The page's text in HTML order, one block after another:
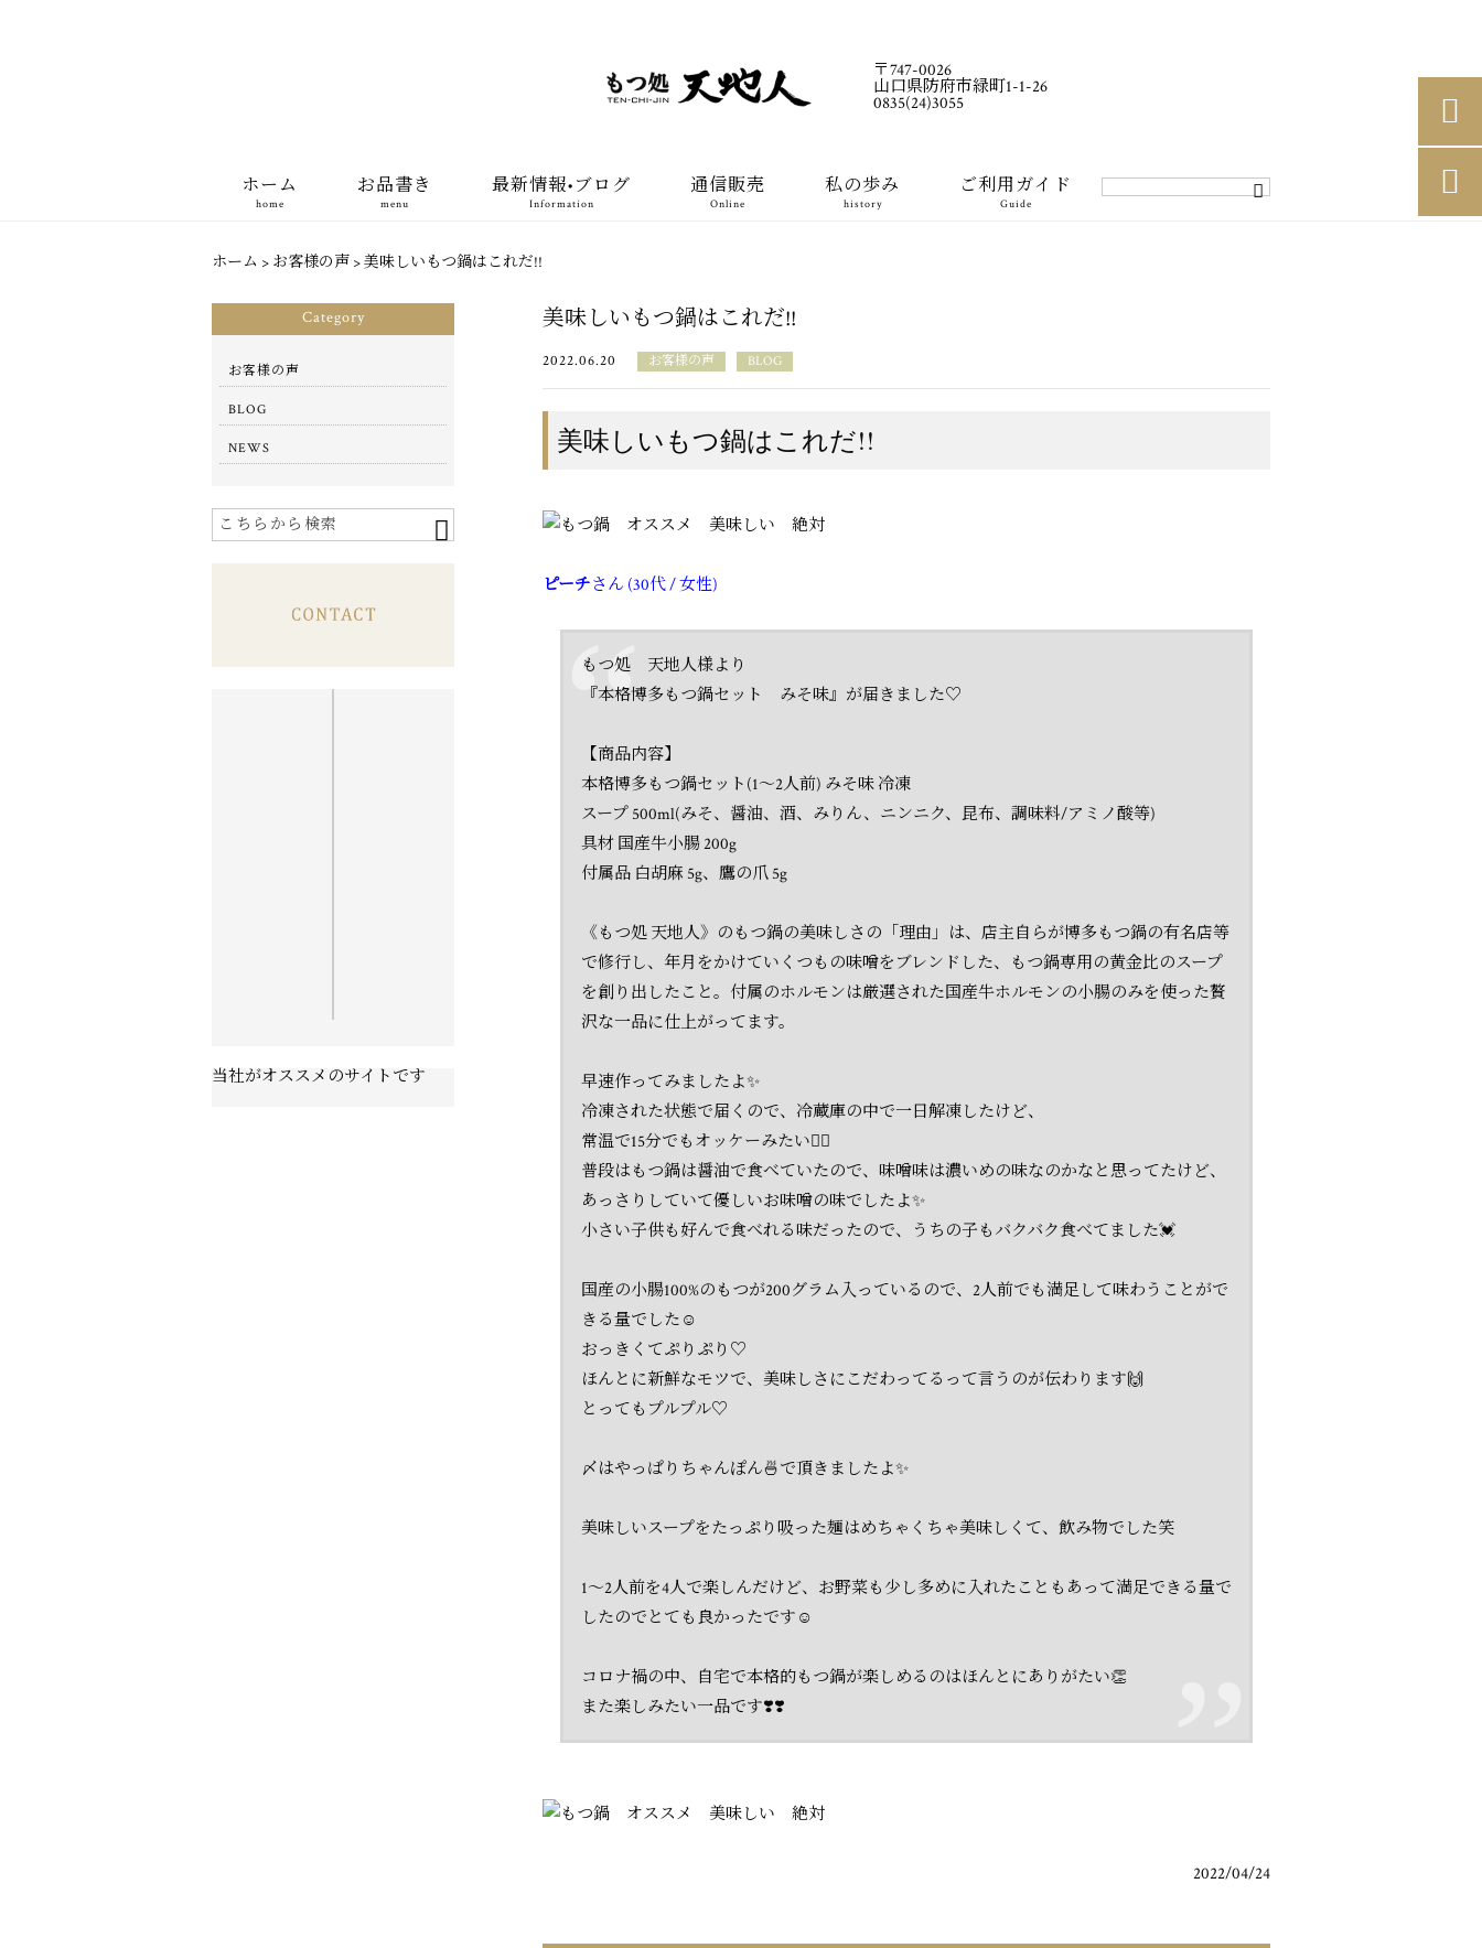
〒747-0026
山口県防府市緑町1-1-26
0835(24)3055
ホーム
home
お品書き
menu
最新情報•ブログ
Information
通信販売
Online
私の歩み
history
ご利用ガイド
Guide
ホーム > お客様の声 >美味しいもつ鍋はこれだ!!
美味しいもつ鍋はこれだ!!
2022.06.20 お客様の声 BLOG
美味しいもつ鍋はこれだ!!
ピーチさん (30代 / 女性)
もつ処 天地人様より
『本格博多もつ鍋セット みそ味』が届きました♡
【商品内容】
本格博多もつ鍋セット(1～2人前) みそ味 冷凍
スープ 500ml(みそ、醤油、酒、みりん、ニンニク、昆布、調味料/アミノ酸等)
具材 国産牛小腸 200g
付属品 白胡麻 5g、鷹の爪 5g
《もつ処 天地人》のもつ鍋の美味しさの「理由」は、店主自らが博多もつ鍋の有名店等
で修行し、年月をかけていくつもの味噌をブレンドした、もつ鍋専用の黄金比のスープ
を創り出したこと。付属のホルモンは厳選された国産牛ホルモンの小腸のみを使った贅
沢な一品に仕上がってます。
早速作ってみましたよ✨
冷凍された状態で届くので、冷蔵庫の中で一日解凍したけど、
常温で15分でもオッケーみたい🙆‍♀️
普段はもつ鍋は醤油で食べていたので、味噌味は濃いめの味なのかなと思ってたけど、
あっさりしていて優しいお味噌の味でしたよ✨
小さい子供も好んで食べれる味だったので、うちの子もバクバク食べてました💓
国産の小腸100%のもつが200グラム入っているので、2人前でも満足して味わうことがで
きる量でした☺️
おっきくてぷりぷり♡
ほんとに新鮮なモツで、美味しさにこだわってるって言うのが伝わります🙌
とってもプルプル♡
〆はやっぱりちゃんぽん🍜で頂きましたよ✨
美味しいスープをたっぷり吸った麺はめちゃくちゃ美味しくて、飲み物でした笑
1〜2人前を4人で楽しんだけど、お野菜も少し多めに入れたこともあって満足できる量で
したのでとても良かったです☺️
コロナ禍の中、自宅で本格的もつ鍋が楽しめるのはほんとにありがたい👏
また楽しみたい一品です❣️❣️
2022/04/24
Category
お客様の声
BLOG
NEWS
当社がオススメのサイトです

